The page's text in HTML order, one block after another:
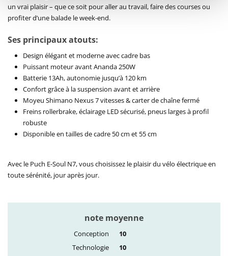
un vrai plaisir – que ce soit pour aller au travail, faire des courses ou
profiter d’une balade le week-end.
Ses principaux atouts:
Design élégant et moderne avec cadre bas
Puissant moteur avant Ananda 250W
Batterie 13Ah, autonomie jusqu’à 120 km
Confort grâce à la suspension avant et arrière
Moyeu Shimano Nexus 7 vitesses & carter de chaîne fermé
Freins rollerbrake, éclairage LED sécurisé, pneus larges à profil
robuste
Disponible en tailles de cadre 50 cm et 55 cm
Avec le Puch E-Soul N7, vous choisissez le plaisir du vélo électrique en
toute sérénité, jour après jour.
note moyenne
Conception
10
Technologie
10